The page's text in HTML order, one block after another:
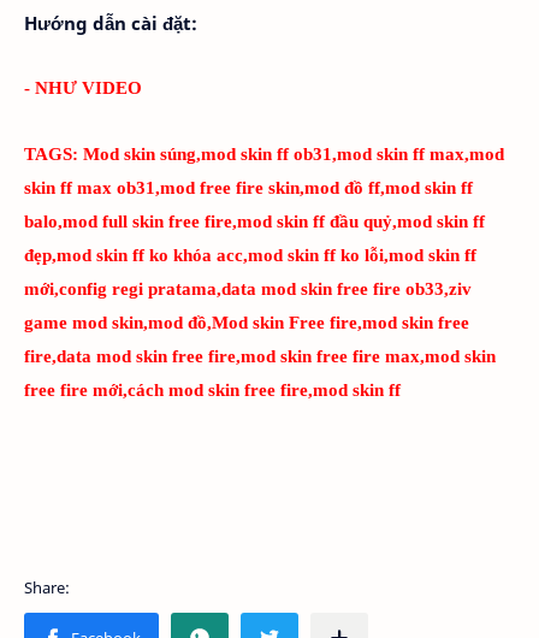
Hướng dẫn cài đặt:
- NHƯ VIDEO
TAGS: Mod skin súng,mod skin ff ob31,mod skin ff max,mod
skin ff max ob31,mod free fire skin,mod đồ ff,mod skin ff
balo,mod full skin free fire,mod skin ff đầu quỷ,mod skin ff
đẹp,mod skin ff ko khóa acc,mod skin ff ko lỗi,mod skin ff
mới,config regi pratama,data mod skin free fire ob33,ziv
game mod skin,mod đồ,Mod skin Free fire,mod skin free
fire,data mod skin free fire,mod skin free fire max,mod skin
free fire mới,cách mod skin free fire,mod skin ff